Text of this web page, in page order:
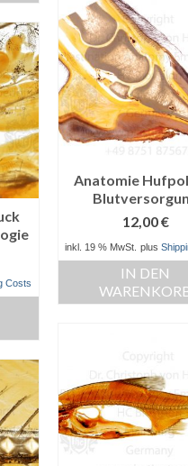
Anatomie
12,00€
inkl. 19 % MwSt. plus
IN DEN
Costs